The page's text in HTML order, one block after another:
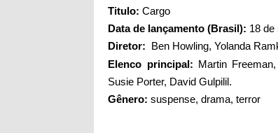
Titulo: Cargo
Data de lançamento (Brasil): 18 de
Diretor: Ben Howling,Yolanda
Elenco principal: Martin Freeman,
Susie Porter, David Gulpilil.
Gênero: suspense, drama, terror